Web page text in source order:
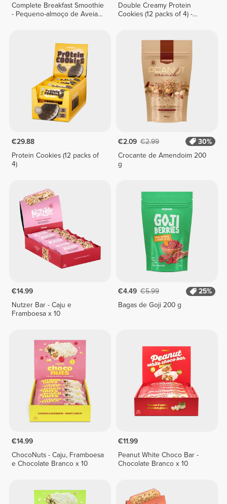
Complete Breakfast Smoothie
- Pequeno-almoço de Aveia e
Double Creamy Protein
Cookies (12 packs of 4) -
€29.88
Protein Cookies (12 packs of
4)
€2.09 €2.99
30%
Crocante de Amendoim 200
g
€14.99
Nutzer Bar - Caju e
Framboesa x 10
€4.49 €5.99
25%
Bagas de Goji 200 g
€14.99
ChocoNuts - Caju, Framboesa
e Chocolate Branco x 10
€11.99
Peanut White Choco Bar -
Chocolate Branco x 10